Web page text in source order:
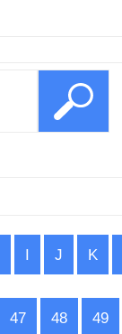
I J K
47 48 49